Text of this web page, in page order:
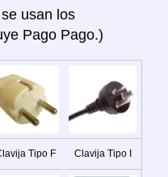
se usan los
Pago Pago.)
Tipo F Clavija Tipo I